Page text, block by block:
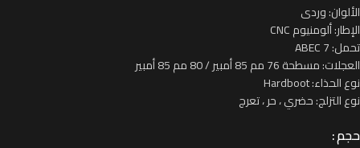
الألوان: وردى
الإطار: ألومنيوم CNC
تحمل: ABEC 7
العجلات: مسطحة 76 مم 85 أمبير / 80 مم 85 أمبير
نوع الحذاء: Hardboot
نوع التزلج: حضري ، حر ، تعرج
حجم